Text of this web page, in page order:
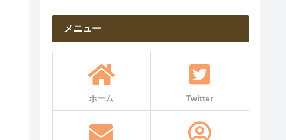
メニュー
ホーム Twitter